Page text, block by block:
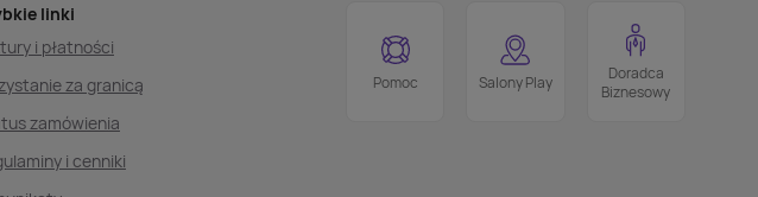
linki
i płatności
za granicą
zamówienia
i cenniki
Pomoc Salony Play
Doradca
Biznesowy